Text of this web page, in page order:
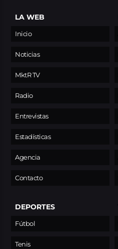
LA WEB
Inicio
Noticias
MktR TV
Radio
Entrevistas
Estadísticas
Agencia
Contacto
DEPORTES
Fútbol
Tenis